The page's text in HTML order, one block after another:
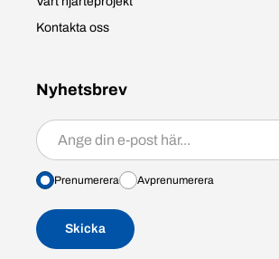
Kontakta oss
Nyhetsbrev
Prenumerera/avprenumerera
Prenumerera Avprenumerera
Skicka